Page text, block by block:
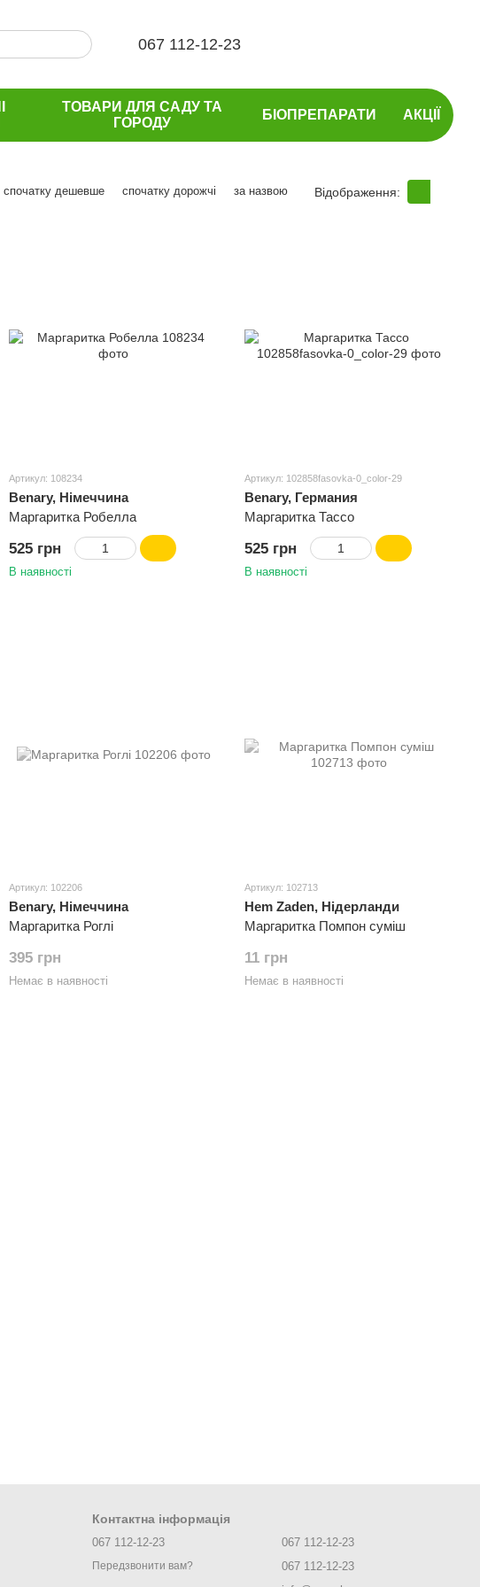
067 112-12-23
ТОВАРИ ДЛЯ САДУ ТА
ГОРОДУ
БІОПРЕПАРАТИ АКЦІЇ
спочатку дешевше спочатку дорожчі за назвою Відображення:
Артикул: 108234
Benary, Німеччина
Маргаритка Робелла
525 грн
В наявності
Артикул: 102858fasovka-0_color-29
Benary, Германия
Маргаритка Тассо
525 грн
В наявності
Артикул: 102206
Benary, Німеччина
Маргаритка Роглі
395 грн
Немає в наявності
Артикул: 102713
Hem Zaden, Нідерланди
Маргаритка Помпон суміш
11 грн
Немає в наявності
Контактна інформація
067 112-12-23
Передзвонити вам?
067 112-12-23
067 112-12-23